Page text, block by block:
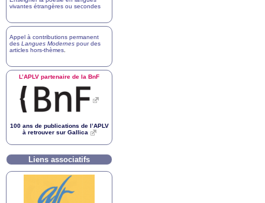
vivantes étrangères ou secondes
Appel à contributions permanent
des Langues Modernes pour des
articles hors-thèmes
L’APLV partenaire de la BnF
100 ans de publications de l’APLV
à retrouver sur Gallica
Liens associatifs